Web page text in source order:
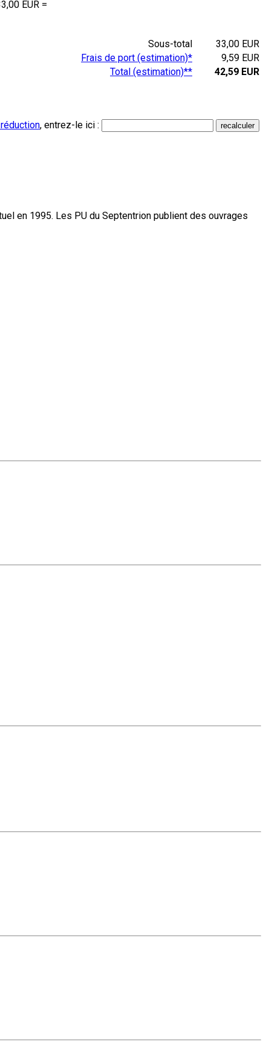
EUR =
Sous-total
33,00 EUR
Frais de port (estimation)*
9,59 EUR
Total (estimation)**
42,59 EUR
, entrez-le ici :
en 1995. Les PU du Septentrion publient des ouvrages